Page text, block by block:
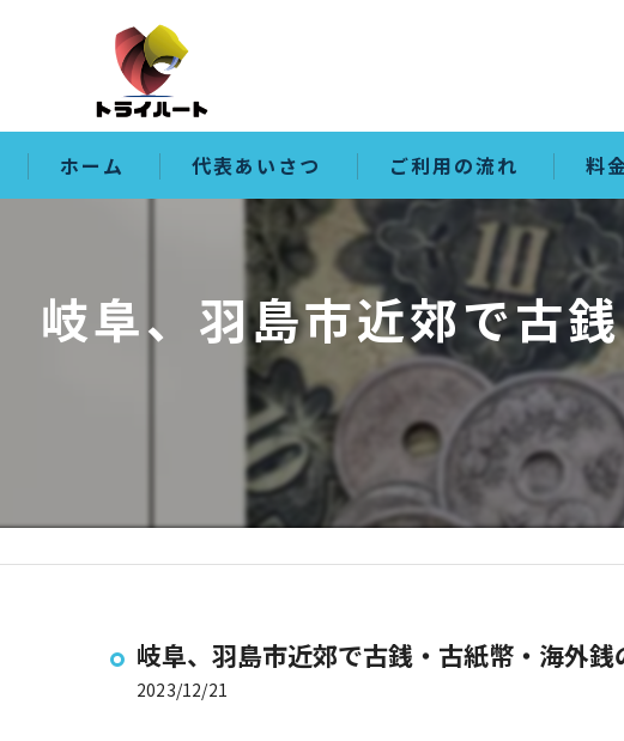
ホーム 代表あいさつ ご利用の流れ 料
岐阜、羽島市近郊で古
岐阜、羽島市近郊で古銭・古紙幣・海外
2023/12/21